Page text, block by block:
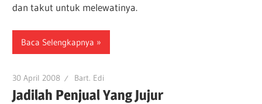
dan takut untuk melewatinya.
Baca Selengkapnya
30 April 2008 Bart. Edi
Jadilah Penjual Yang Jujur